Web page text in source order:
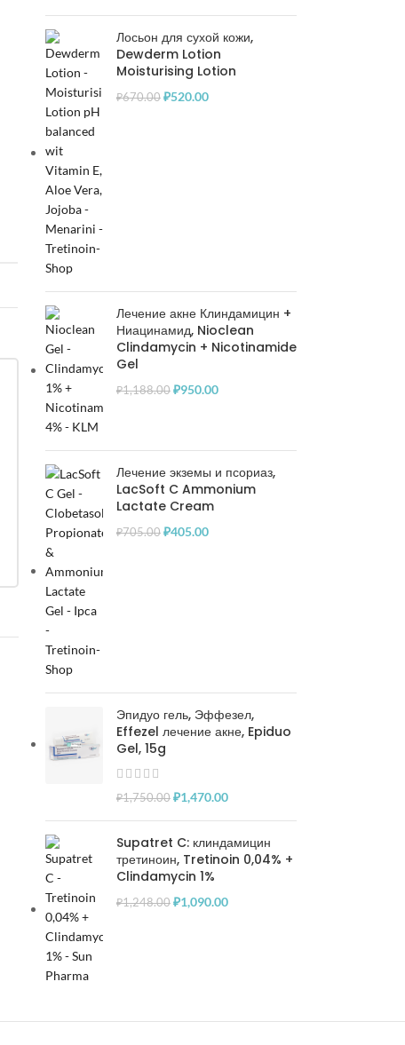
Лосьон для сухой кожи,
Dewderm Lotion
Moisturising Lotion
₽670.00 ₽520.00
Лечение акне Клиндамицин +
Ниацинамид, Nioclean
Clindamycin + Nicotinamide
Gel
₽1,188.00 ₽950.00
Лечение экземы и псориаз,
LacSoft C Ammonium
Lactate Cream
₽705.00 ₽405.00
Эпидуо гель, Эффезел,
Effezel лечение акне, Epiduo
Gel, 15g
₽1,750.00 ₽1,470.00
Supatret C: клиндамицин
третиноин, Tretinoin 0,04% +
Clindamycin 1%
₽1,248.00 ₽1,090.00